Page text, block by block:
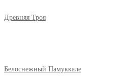
Древняя Троя
Белоснежный Памуккале